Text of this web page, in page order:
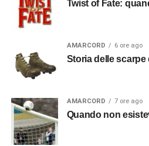
Twist of Fate:
AMARCORD 6 ore ago
Storia delle scarpe
AMARCORD 7 ore ago
Quando non